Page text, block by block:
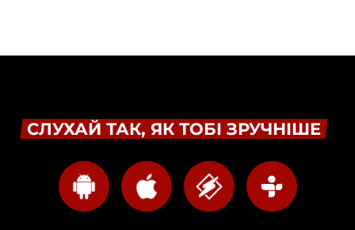
СЛУХАЙ ТАК, ЯК ТОБІ ЗРУЧНІШЕ